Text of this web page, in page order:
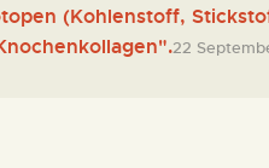
(Kohlenstoff,
22